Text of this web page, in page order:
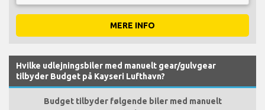
MERE INFO
Hvilke udlejningsbiler med manuelt gear/gulvgear
tilbyder Budget på Kayseri Lufthavn?
Budget tilbyder følgende biler med manuelt